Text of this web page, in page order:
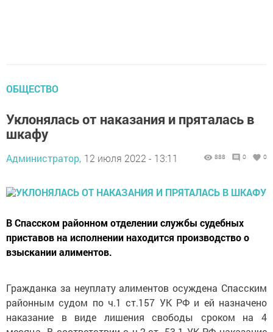
ОБЩЕСТВО
Уклонялась от наказания и пряталась в
шкафу
Администратор, 12 июля 2022 - 13:11 888 0 0
В Спасском районном отделении службы судебных
приставов на исполнении находится производство о
взыскании алиментов.
Гражданка за неуплату алиментов осуждена Спасским
районным судом по ч.1 ст.157 УК РФ и ей назначено
наказание в виде лишения свободы сроком на 4